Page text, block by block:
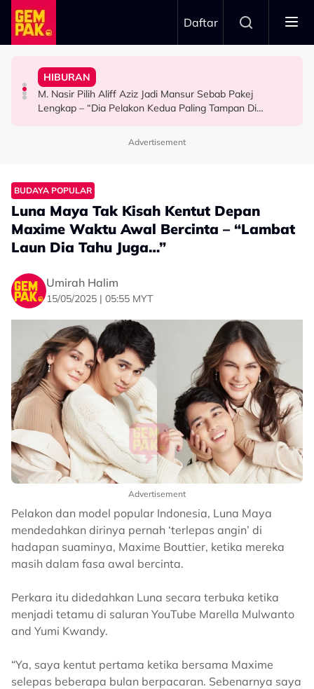
Skip to main content
Daftar
HIBURAN
M. Nasir Pilih Aliff Aziz, Melinda Dadew Hidupkan Kisah
Mansur & Liu
HIBURAN
M. Nasir Pilih Aliff Aziz Jadi Mansur Sebab Pakej
Lengkap – “Dia Pelakon Kedua Paling Tampan Di
GAYA HIDUP
Ramai Masih Bujang Bukan Kerana Memilih Tetapi...
HIBURAN
Impian Yusry Untuk Dikenali Sebagai Penyanyi Rock -
“Bila Saya Cakap Dengan Lisa Nak Buat…”
Advertisement
BUDAYA POPULAR
Luna Maya Tak Kisah Kentut Depan
Maxime Waktu Awal Bercinta – “Lambat
Laun Dia Tahu Juga…”
Umirah Halim
15/05/2025 | 05:55 MYT
Advertisement
Pelakon dan model popular Indonesia, Luna Maya
mendedahkan dirinya pernah ‘terlepas angin’ di
hadapan suaminya, Maxime Bouttier, ketika mereka
masih dalam fasa awal bercinta.
Perkara itu didedahkan Luna secara terbuka ketika
menjadi tetamu di saluran YouTube Marella Mulwanto
and Yumi Kwandy.
“Ya, saya kentut pertama ketika bersama Maxime
selepas beberapa bulan berpacaran. Sebenarnya saya